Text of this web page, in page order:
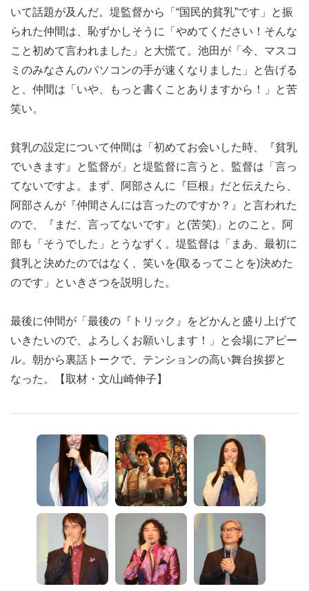
いて話題が及んだ。堤監督から「“国民的貧乳”です」と振
られた仲間は、恥ずかしそうに「やめてください！そんな
こと初めて言われました」と大慌て。池田が「今、マスコ
ミのみなさんのパソコンの手が速くなりました」と告げる
と、仲間は「いや、もっと書くことありますから！」と苦
笑い。
貧乳の設定について仲間は「初めてお会いした時、『貧乳
でいきます』と監督が」と堤監督に言うと、監督は「言っ
てないですよ。まず、阿部さんに『巨根』だと伝えたら、
阿部さんが『仲間さんには言ったのですか？』と言われた
ので、『まだ、言ってないです』と(苦笑)」とのこと。阿
部も「そうでした」とうなずく。堤監督は「まあ、最初に
貧乳と決めたのではなく、笑いを(取るってことを)決めた
のです」といきさつを説明した。
最後に仲間が「最後の『トリック』をどかんと盛り上げて
いきたいので、よろしくお願いします！」と会場にアピー
ル。朝から裏話トークで、テンションの高い舞台挨拶と
なった。【取材・文/山崎伸子】